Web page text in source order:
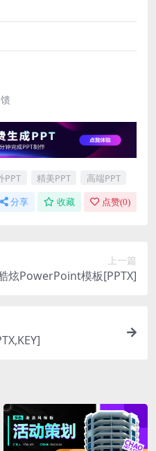
PPT 精美PPT 高端PPT
分享 收藏 点赞(0)
上一篇
炫PowerPoint模板[PPTX]